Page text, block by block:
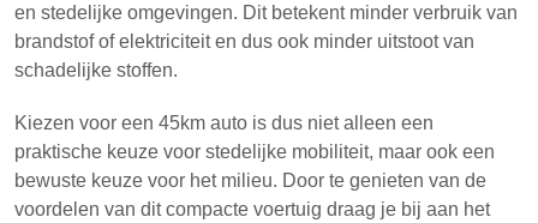
en stedelijke omgevingen. Dit betekent minder verbruik van
brandstof of elektriciteit en dus ook minder uitstoot van
schadelijke stoffen.
Kiezen voor een 45km auto is dus niet alleen een
praktische keuze voor stedelijke mobiliteit, maar ook een
bewuste keuze voor het milieu. Door te genieten van de
voordelen van dit compacte voertuig draag je bij aan het